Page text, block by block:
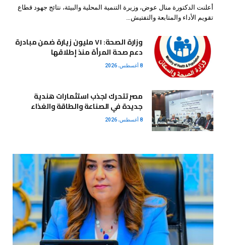
أعلنت الدكتورة منال عوض، وزيرة التنمية المحلية والبيئة، نتائج جهود قطاع
تقويم الأداء والمتابعة والتفتيش…
وزارة الصحة: ٧١ مليون زيارة ضمن مبادرة
دعم صحة المرأة منذ إطلاقها
8 أغسطس، 2026
مصر تتحرك لجذب استثمارات هندية
جديدة في الصناعة والطاقة والغذاء
8 أغسطس، 2026